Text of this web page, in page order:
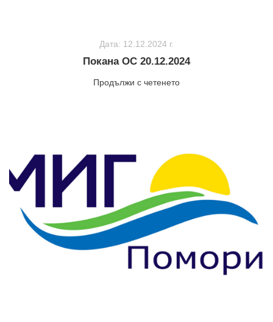
Дата: 12.12.2024 г.
Покана ОС 20.12.2024
Продължи с четенето